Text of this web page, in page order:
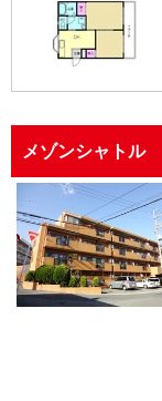
メゾンシャトル